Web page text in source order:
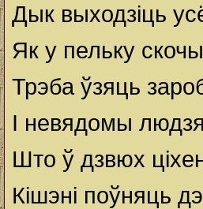
Дык выходзіць
Як у пельку
Трэба ўзяць
I невядомы
Што ў дзвюх
Кішэні поўняць